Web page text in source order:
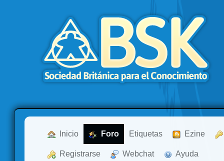
Inicio Foro Etiquetas Ezine
Registrarse Webchat Ayuda